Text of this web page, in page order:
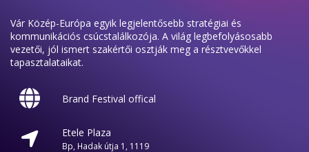
Vár Közép-Európa egyik legjelentősebb stratégiai és
kommunikációs csúcstalálkozója. A világ legbefolyásosabb
vezetői, jól ismert szakértői osztják meg a résztvevőkkel
tapasztalataikat.
Brand Festival offical
Etele Plaza
Bp, Hadak útja 1, 1119